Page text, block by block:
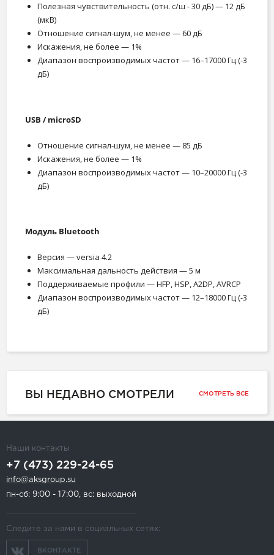
Полезная чувствительность (отн. с/ш - 30 дБ) — 12 дБ
(мкВ)
Отношение сигнал-шум, не менее — 60 дБ
Искажения, не более — 1%
Диапазон воспроизводимых частот — 16–17000 Гц (-3
дБ)
USB / microSD
Отношение сигнал-шум, не менее — 85 дБ
Искажения, не более — 1%
Диапазон воспроизводимых частот — 10–20000 Гц (-3
дБ)
Модуль Bluetooth
Версия — versia 4.2
Максимальная дальность действия — 5 м
Поддерживаемые профили — HFP, HSP, A2DP, AVRCP
Диапазон воспроизводимых частот — 12–18000 Гц (-3
дБ)
ВЫ НЕДАВНО СМОТРЕЛИ СМОТРЕТЬ ВСЕ
Наши контакты
+7 (473) 229-24-65
info@aksgroup.su
пн-сб: 9:00 - 17:00, вс: выходной
Следите за нами в социальных сетях:
ВКОНТАКТЕ